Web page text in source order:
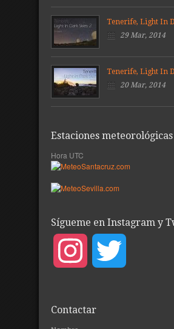
Tenerife, Light In
29 Mar, 2014
Tenerife, Light In
20 Mar, 2014
Estaciones meteorológicas
Hora UTC
Sígueme en Instagram y
Instagram
Contactar